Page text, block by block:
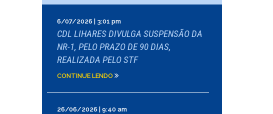
6/07/2026 | 3:01 pm
CDL LIHARES DIVULGA SUSPENSÃO DA
NR-1, PELO PRAZO DE 90 DIAS,
REALIZADA PELO STF
CONTINUE LENDO
26/06/2026 | 9:40 am